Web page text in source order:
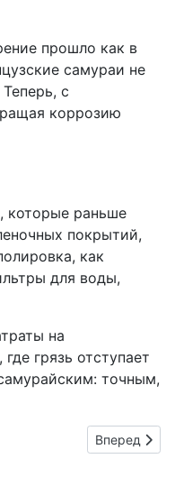
прошло как в
самураи не
с
коррозию
которые раньше
покрытий,
как
для воды,
на
грязь отступает
точным,
Следующий:
Вперед